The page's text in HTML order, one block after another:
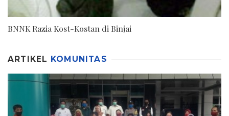
BNNK Razia Kost-Kostan di Binjai
ARTIKEL KOMUNITAS